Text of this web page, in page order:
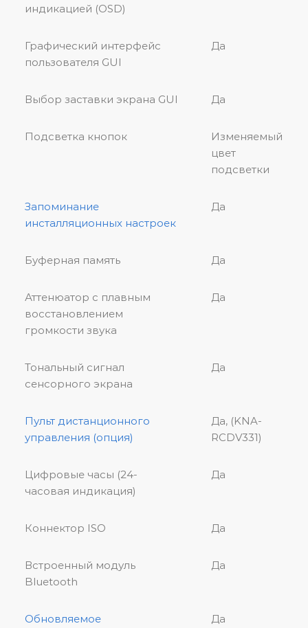
индикацией (OSD)
Графический интерфейс
пользователя GUI
Да
Выбор заставки экрана GUI Да
Подсветка кнопок
Изменяемый
цвет
подсветки
Запоминание
инсталляционных настроек
Да
Буферная память Да
Аттенюатор с плавным
восстановлением
громкости звука
Да
Тональный сигнал
сенсорного экрана
Да
Пульт дистанционного
управления (опция)
Да, (KNA-
RCDV331)
Цифровые часы (24-
часовая индикация)
Да
Коннектор ISO Да
Встроенный модуль
Bluetooth
Да
Обновляемое
Да